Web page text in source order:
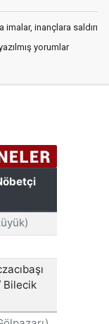
inançlara saldırı
yorumlar